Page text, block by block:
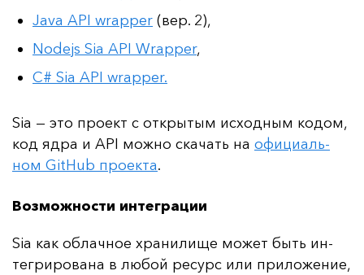
Java API wrapper (вер. 2),
Nodejs Sia API Wrapper,
C# Sia API wrapper.
Sia — это про­ект с от­кры­тым ис­ход­ным ко­дом,
код яд­ра и API мож­но ска­чать на офи­ци­аль­
ном GitHub про­ек­та.
Возможности интеграции
Sia как об­лач­ное хра­ни­ли­ще мо­жет быть ин­
тег­ри­ро­ва­на в лю­бой ре­сурс или при­ло­же­ние,